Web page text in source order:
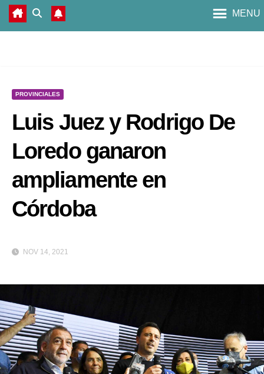
MENU
PROVINCIALES
Luis Juez y Rodrigo De
Loredo ganaron
ampliamente en
Córdoba
NOV 14, 2021